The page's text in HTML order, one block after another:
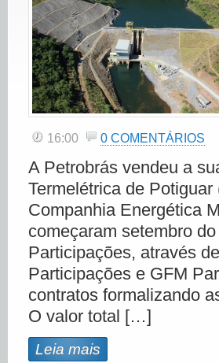
16:00 0 COMENTÁRIOS
A Petrobrás vendeu a
Termelétrica de
Companhia Energética
começaram setembro
Participações, através
Participações e GFM
contratos formalizando
O valor total […]
Leia mais